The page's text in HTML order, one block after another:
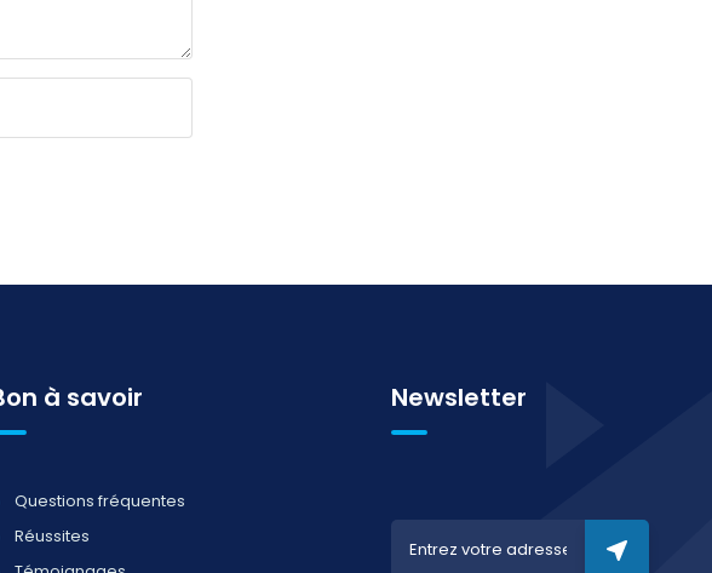
à savoir
Questions fréquentes
Réussites
Newsletter